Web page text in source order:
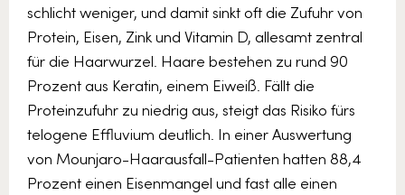
schlicht weniger, und damit sinkt oft die Zufuhr von
Protein, Eisen, Zink und Vitamin D, allesamt zentral
für die Haarwurzel. Haare bestehen zu rund 90
Prozent aus Keratin, einem Eiweiß. Fällt die
Proteinzufuhr zu niedrig aus, steigt das Risiko fürs
telogene Effluvium deutlich. In einer Auswertung
von Mounjaro-Haarausfall-Patienten hatten 88,4
Prozent einen Eisenmangel und fast alle einen